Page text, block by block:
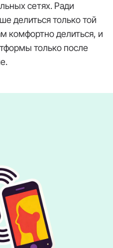
сетях. Ради
делиться только той
комфортно делиться, и
только после